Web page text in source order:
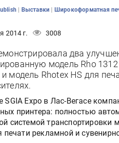
| Выставки | Широкоформатная
2014 г. 3008
два
модель Rho
модель Rhotex HS для
SGIA Expo в Лас-Вегасе
принтера: полностью
системой транспортировки
печати рекламной и